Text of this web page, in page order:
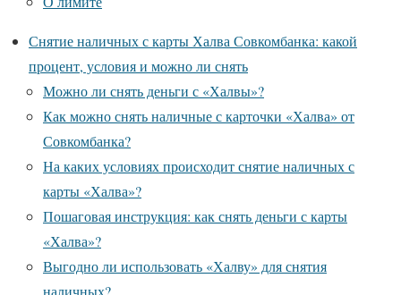
Снятие наличных с карты Халва Совкомбанка: какой
процент, условия и можно ли снять
Можно ли снять деньги с «Халвы»?
Как можно снять наличные с карточки «Халва» от
Совкомбанка?
На каких условиях происходит снятие наличных с
карты «Халва»?
Пошаговая инструкция: как снять деньги с карты
«Халва»?
Выгодно ли использовать «Халву» для снятия
наличных?